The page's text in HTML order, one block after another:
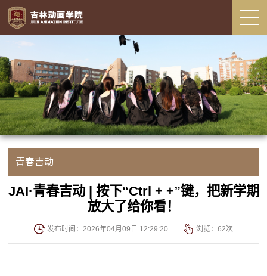
青春吉动
JAI·青春吉动 | 按下“Ctrl + +”键，把新学期
放大了给你看！
发布时间：2026年04月09日 12:29:20 浏览：62次